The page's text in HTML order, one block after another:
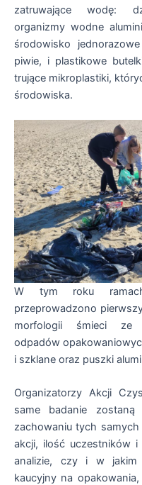
zatruwające wodę:
organizmy wodne
środowisko
piwie, i plastikowe
trujące mikroplastiki,
środowiska.
W tym roku
przeprowadzono
morfologii śmieci ze
odpadów
i szklane oraz puszki
Organizatorzy Akcji
same badanie
zachowaniu tych
akcji, ilość uczestników i
analizie, czy i w jakim
kaucyjny na